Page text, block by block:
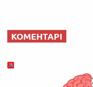
КОМЕНТАРІ